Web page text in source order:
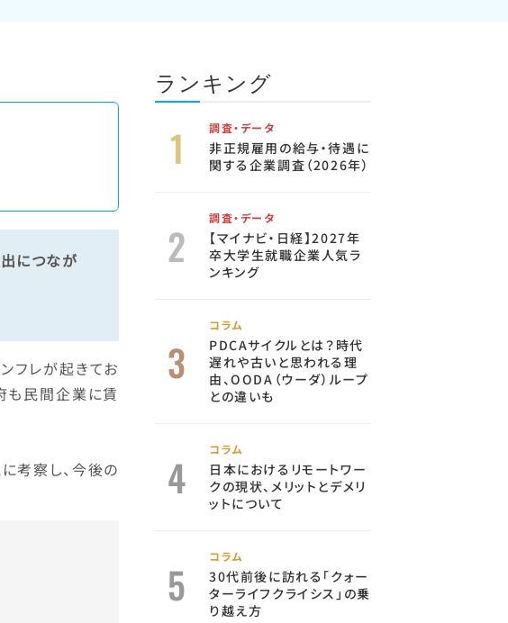
につなが
フレが起きてお
も民間企業に賃
考察し、今後の
ランキング
調査・データ
非正規雇用の給与・待遇に
関する企業調査（2026年）
調査・データ
【マイナビ・日経】2027年
卒大学生就職企業人気ラ
ンキング
コラム
PDCAサイクルとは？時代
遅れや古いと思われる理
由、OODA（ウーダ）ループ
との違いも
コラム
日本におけるリモートワー
クの現状、メリットとデメリ
ットについて
コラム
30代前後に訪れる「クォー
ターライフクライシス」の乗
り越え方